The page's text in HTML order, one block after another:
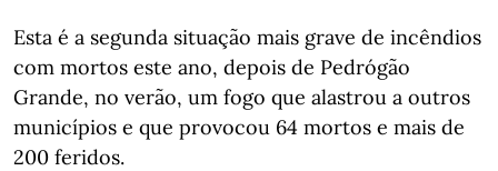
Esta é a segunda situação mais grave de incêndios
com mortos este ano, depois de Pedrógão
Grande, no verão, um fogo que alastrou a outros
municípios e que provocou 64 mortos e mais de
200 feridos.